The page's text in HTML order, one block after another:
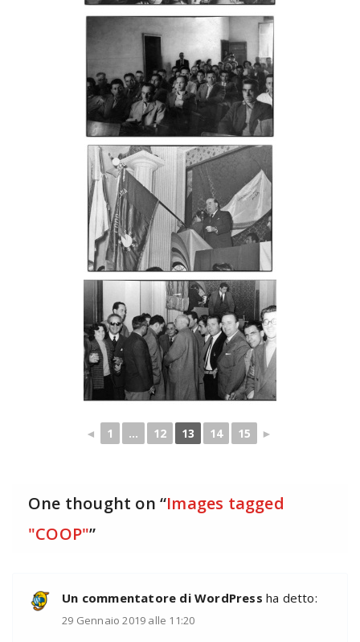
◄ 1 ... 12 13 14 15 ►
One thought on “Images tagged
"COOP"”
Un commentatore di WordPress ha detto:
29 Gennaio 2019 alle 11:20